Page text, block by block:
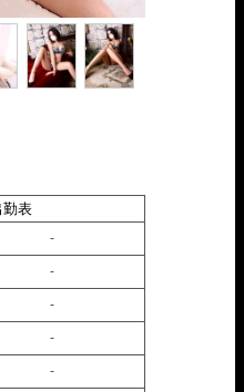
勤表
-
-
-
-
-